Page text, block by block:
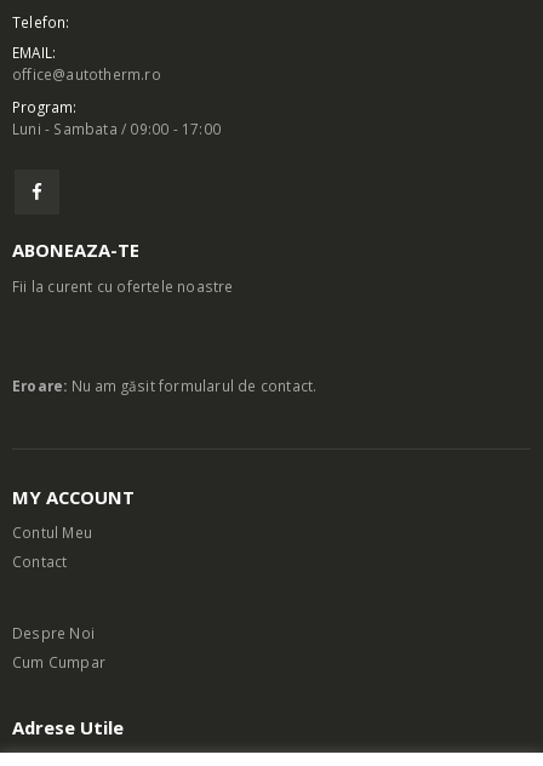
Telefon:
EMAIL:
office@autotherm.ro
Program:
Luni - Sambata / 09:00 - 17:00
ABONEAZA-TE
Fii la curent cu ofertele noastre
Eroare: Nu am găsit formularul de contact.
MY ACCOUNT
Contul Meu
Contact
Despre Noi
Cum Cumpar
Adrese Utile